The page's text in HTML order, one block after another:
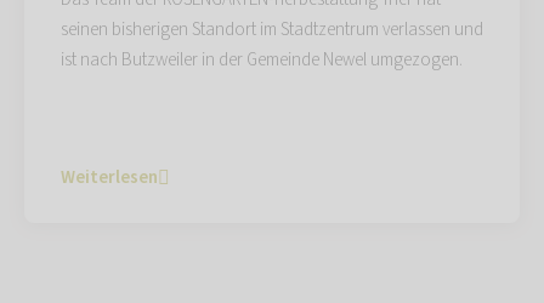
seinen bisherigen Standort im Stadtzentrum verlassen und
ist nach Butzweiler in der Gemeinde Newel umgezogen.
Weiterlesen